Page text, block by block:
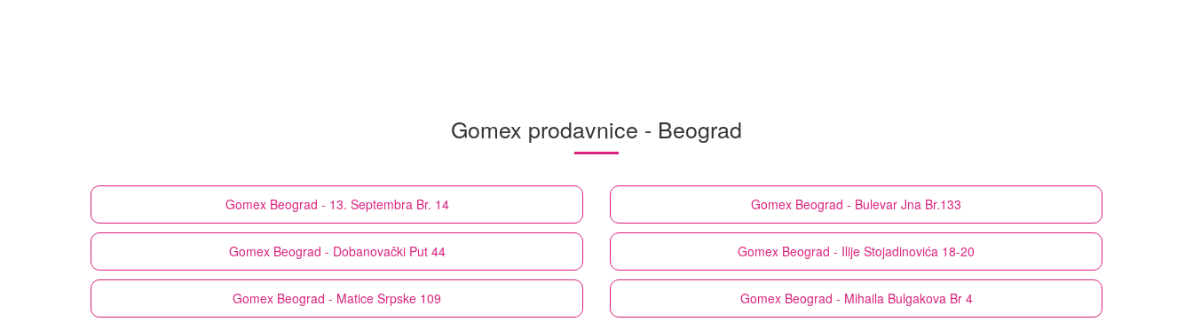
Gomex prodavnice - Beograd
Gomex Beograd - 13. Septembra Br. 14 Gomex Beograd - Bulevar Jna Br.133
Gomex Beograd - Dobanovački Put 44 Gomex Beograd - Ilije Stojadinovića 18-20
Gomex Beograd - Matice Srpske 109 Gomex Beograd - Mihaila Bulgakova Br 4